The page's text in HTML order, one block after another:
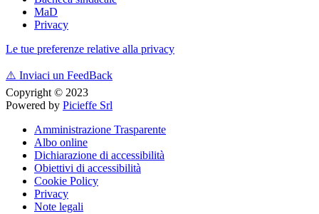
MaD
Privacy
Le tue preferenze relative alla privacy
⚠️ Inviaci un FeedBack
Copyright © 2023
Powered by Picieffe Srl
Amministrazione Trasparente
Albo online
Dichiarazione di accessibilità
Obiettivi di accessibilità
Cookie Policy
Privacy
Note legali